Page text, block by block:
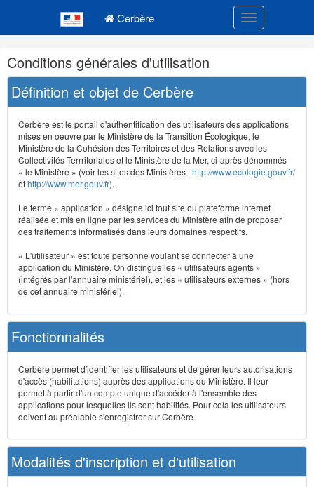
Cerbère Toggle
Navigation
et
outils
annexes
Conditions générales d'utilisation
Définition et objet de Cerbère
Cerbère est le portail d'authentification des utilisateurs des applications
mises en oeuvre par le Ministère de la Transition Écologique, le
Ministère de la Cohésion des Territoires et des Relations avec les
Collectivités Terrritoriales et le Ministère de la Mer, ci-après dénommés
« le Ministère » (voir les sites des Ministères :http://www.ecologie.gouv.fr/
ethttp://www.mer.gouv.fr).
Le terme « application » désigne ici tout site ou plateforme internet
réalisée et mis en ligne par les services du Ministère afin de proposer
des traitements informatisés dans leurs domaines respectifs.
« L'utilisateur » est toute personne voulant se connecter à une
application du Ministère. On distingue les « utilisateurs agents »
(intégrés par l'annuaire ministériel), et les « utilisateurs externes » (hors
de cet annuaire ministériel).
Fonctionnalités
Cerbère permet d'identifier les utilisateurs et de gérer leurs autorisations
d'accès (habilitations) auprès des applications du Ministère. Il leur
permet à partir d'un compte unique d'accéder à l'ensemble des
applications pour lesquelles ils sont habilités. Pour cela les utilisateurs
doivent au préalable s'enregistrer sur Cerbère.
Modalités d'inscription et d'utilisation